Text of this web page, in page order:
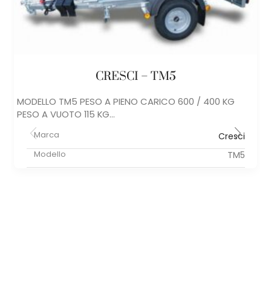
CRESCI – TM5
MODELLO TM5 PESO A PIENO CARICO 600 / 400 KG
PESO A VUOTO 115 KG...
Marca Cresci
Modello TM5